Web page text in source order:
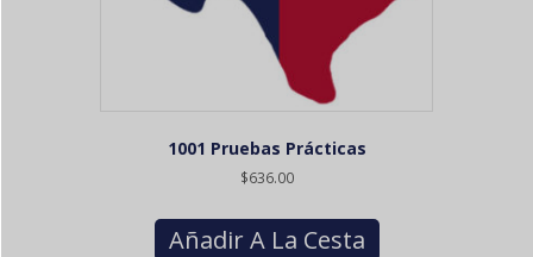
1001 Pruebas Prácticas
$636.00
Añadir A La Cesta